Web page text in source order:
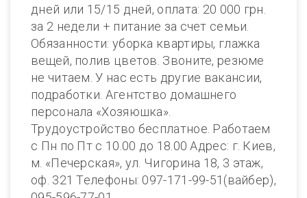
дней или 15/15 дней, оплата: 20 000 грн.
за 2 недели + питание за счет семьи.
Обязанности: уборка квартиры, глажка
вещей, полив цветов. Звоните, резюме
не читаем. У нас есть другие вакансии,
подработки. Агентство домашнего
персонала «Хозяюшка».
Трудоустройство бесплатное. Работаем
с Пн по Пт с 10.00 до 18.00 Адрес: г. Киев,
м. «Печерская», ул. Чигорина 18, 3 этаж,
оф. 321 Телефоны: 097-171-99-51(вайбер),